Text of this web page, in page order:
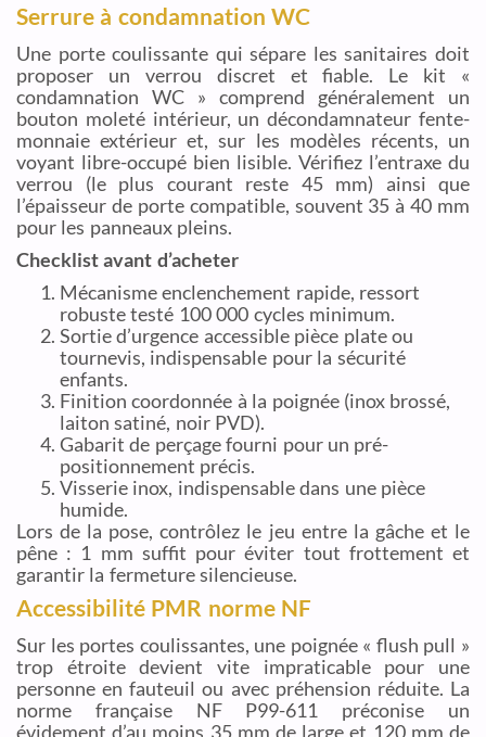
Serrure à condamnation WC
Une porte coulissante qui sépare les sanitaires doit
proposer un verrou discret et fiable. Le kit «
condamnation WC » comprend généralement un
bouton moleté intérieur, un décondamnateur fente-
monnaie extérieur et, sur les modèles récents, un
voyant libre-occupé bien lisible. Vérifiez l’entraxe du
verrou (le plus courant reste 45 mm) ainsi que
l’épaisseur de porte compatible, souvent 35 à 40 mm
pour les panneaux pleins.
Checklist avant d’acheter
Mécanisme enclenchement rapide, ressort
robuste testé 100 000 cycles minimum.
Sortie d’urgence accessible pièce plate ou
tournevis, indispensable pour la sécurité
enfants.
Finition coordonnée à la poignée (inox brossé,
laiton satiné, noir PVD).
Gabarit de perçage fourni pour un pré-
positionnement précis.
Visserie inox, indispensable dans une pièce
humide.
Lors de la pose, contrôlez le jeu entre la gâche et le
pêne : 1 mm suffit pour éviter tout frottement et
garantir la fermeture silencieuse.
Accessibilité PMR norme NF
Sur les portes coulissantes, une poignée « flush pull »
trop étroite devient vite impraticable pour une
personne en fauteuil ou avec préhension réduite. La
norme française NF P99-611 préconise un
évidement d’au moins 35 mm de large et 120 mm de